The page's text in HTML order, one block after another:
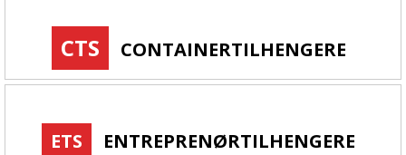
CTS CONTAINERTILHENGERE
ETS ENTREPRENØRTILHENGERE